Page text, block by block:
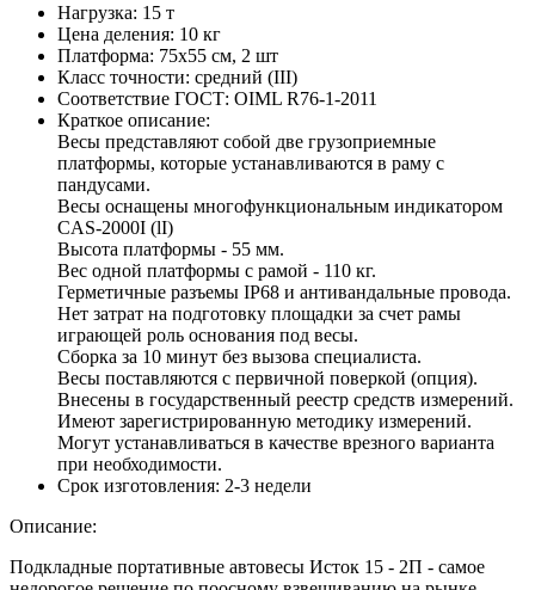
Нагрузка: 15 т
Цена деления: 10 кг
Платформа: 75х55 см, 2 шт
Класс точности: средний (III)
Соответствие ГОСТ: OIML R76-1-2011
Краткое описание:
Весы представляют собой две грузоприемные
платформы, которые устанавливаются в раму с
пандусами.
Весы оснащены многофункциональным индикатором
CAS-2000I (lI)
Высота платформы - 55 мм.
Вес одной платформы с рамой - 110 кг.
Герметичные разъемы IP68 и антивандальные провода.
Нет затрат на подготовку площадки за счет рамы
играющей роль основания под весы.
Сборка за 10 минут без вызова специалиста.
Весы поставляются с первичной поверкой (опция).
Внесены в государственный реестр средств измерений.
Имеют зарегистрированную методику измерений.
Могут устанавливаться в качестве врезного варианта
при необходимости.
Срок изготовления: 2-3 недели
Описание:
Подкладные портативные автовесы Исток 15 - 2П - самое